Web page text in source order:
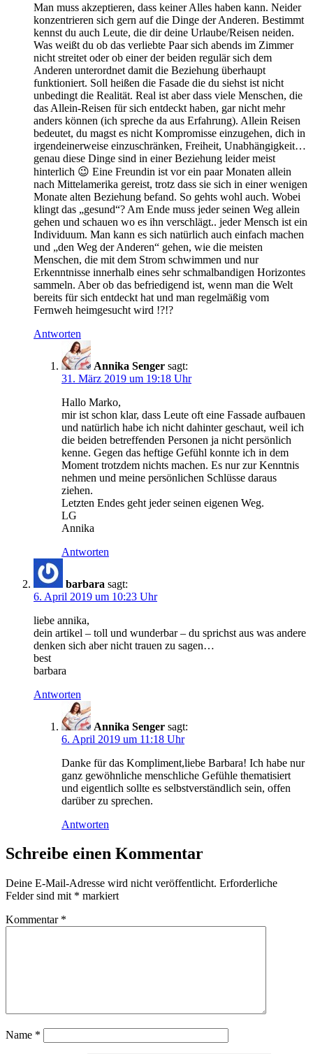
Man muss akzeptieren, dass keiner Alles haben kann. Neider
konzentrieren sich gern auf die Dinge der Anderen. Bestimmt
kennst du auch Leute, die dir deine Urlaube/Reisen neiden.
Was weißt du ob das verliebte Paar sich abends im Zimmer
nicht streitet oder ob einer der beiden regulär sich dem
Anderen unterordnet damit die Beziehung überhaupt
funktioniert. Soll heißen die Fasade die du siehst ist nicht
unbedingt die Realität. Real ist aber dass viele Menschen, die
das Allein-Reisen für sich entdeckt haben, gar nicht mehr
anders können (ich spreche da aus Erfahrung). Allein Reisen
bedeutet, du magst es nicht Kompromisse einzugehen, dich in
irgendeinerweise einzuschränken, Freiheit, Unabhängigkeit…
genau diese Dinge sind in einer Beziehung leider meist
hinterlich 😉 Eine Freundin ist vor ein paar Monaten allein
nach Mittelamerika gereist, trotz dass sie sich in einer wenigen
Monate alten Beziehung befand. So gehts wohl auch. Wobei
klingt das „gesund“? Am Ende muss jeder seinen Weg allein
gehen und schauen wo es ihn verschlägt.. jeder Mensch ist ein
Individuum. Man kann es sich natürlich auch einfach machen
und „den Weg der Anderen“ gehen, wie die meisten
Menschen, die mit dem Strom schwimmen und nur
Erkenntnisse innerhalb eines sehr schmalbandigen Horizontes
sammeln. Aber ob das befriedigend ist, wenn man die Welt
bereits für sich entdeckt hat und man regelmäßig vom
Fernweh heimgesucht wird !?!?
Antworten
Annika Senger sagt:
31. März 2019 um 19:18 Uhr
Hallo Marko,
mir ist schon klar, dass Leute oft eine Fassade aufbauen
und natürlich habe ich nicht dahinter geschaut, weil ich
die beiden betreffenden Personen ja nicht persönlich
kenne. Gegen das heftige Gefühl konnte ich in dem
Moment trotzdem nichts machen. Es nur zur Kenntnis
nehmen und meine persönlichen Schlüsse daraus
ziehen.
Letzten Endes geht jeder seinen eigenen Weg.
LG
Annika
Antworten
barbara sagt:
6. April 2019 um 10:23 Uhr
liebe annika,
dein artikel – toll und wunderbar – du sprichst aus was andere
denken sich aber nicht trauen zu sagen…
best
barbara
Antworten
Annika Senger sagt:
6. April 2019 um 11:18 Uhr
Danke für das Kompliment,liebe Barbara! Ich habe nur
ganz gewöhnliche menschliche Gefühle thematisiert
und eigentlich sollte es selbstverständlich sein, offen
darüber zu sprechen.
Antworten
Schreibe einen Kommentar
Deine E-Mail-Adresse wird nicht veröffentlicht. Erforderliche
Felder sind mit * markiert
Kommentar *
Name *